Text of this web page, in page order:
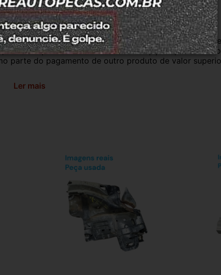
Procedência Troca e Devolução
90 (noventa) dias a partir da data da compra e cobre
cliente poderá escolher dentre as opções previstas
parte do pagamento de outro produto de valor
Ler mais